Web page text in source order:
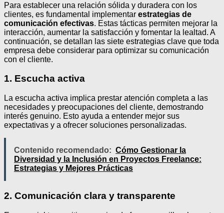
Para establecer una relación sólida y duradera con los
clientes, es fundamental implementar estrategias de
comunicación efectivas. Estas tácticas permiten mejorar la
interacción, aumentar la satisfacción y fomentar la lealtad. A
continuación, se detallan las siete estrategias clave que toda
empresa debe considerar para optimizar su comunicación
con el cliente.
1. Escucha activa
La escucha activa implica prestar atención completa a las
necesidades y preocupaciones del cliente, demostrando
interés genuino. Esto ayuda a entender mejor sus
expectativas y a ofrecer soluciones personalizadas.
Contenido recomendado: Cómo Gestionar la
Diversidad y la Inclusión en Proyectos Freelance:
Estrategias y Mejores Prácticas
2. Comunicación clara y transparente